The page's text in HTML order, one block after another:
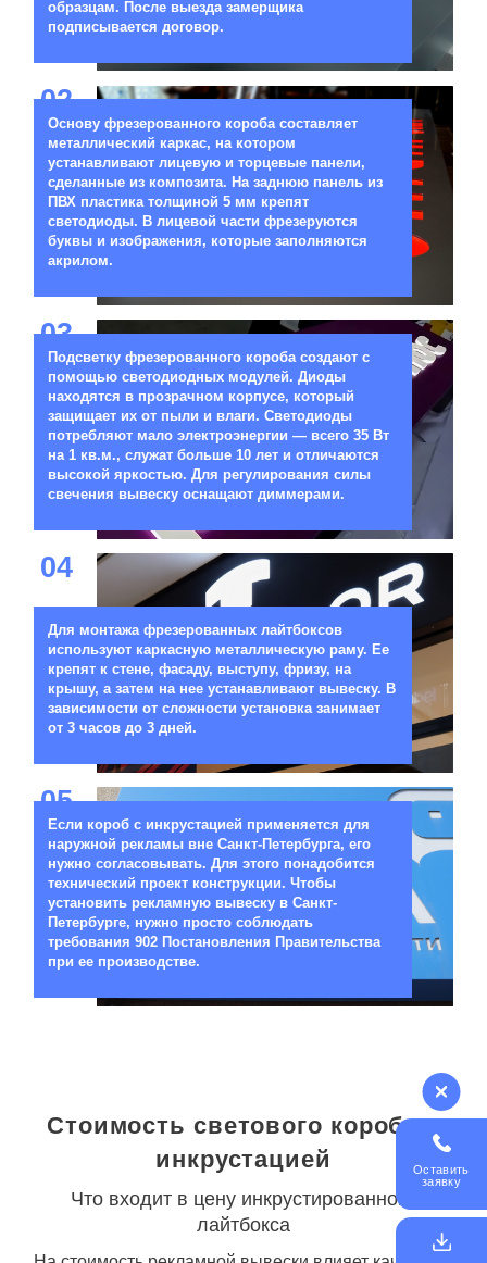
образцам. После выезда замерщика
подписывается договор.
02
Основу фрезерованного короба составляет
металлический каркас, на котором
устанавливают лицевую и торцевые панели,
сделанные из композита. На заднюю панель из
ПВХ пластика толщиной 5 мм крепят
светодиоды. В лицевой части фрезеруются
буквы и изображения, которые заполняются
акрилом.
03
Подсветку фрезерованного короба создают с
помощью светодиодных модулей. Диоды
находятся в прозрачном корпусе, который
защищает их от пыли и влаги. Светодиоды
потребляют мало электроэнергии — всего 35 Вт
на 1 кв.м., служат больше 10 лет и отличаются
высокой яркостью. Для регулирования силы
свечения вывеску оснащают диммерами.
04
Для монтажа фрезерованных лайтбоксов
используют каркасную металлическую раму. Ее
крепят к стене, фасаду, выступу, фризу, на
крышу, а затем на нее устанавливают вывеску. В
зависимости от сложности установка занимает
от 3 часов до 3 дней.
05
Если короб с инкрустацией применяется для
наружной рекламы вне Санкт-Петербурга, его
нужно согласовывать. Для этого понадобится
технический проект конструкции. Чтобы
установить рекламную вывеску в Санкт-
Петербурге, нужно просто соблюдать
требования 902 Постановления Правительства
при ее производстве.
Стоимость светового короба с
инкрустацией
Что входит в цену инкрустированного
лайтбокса
Оставить
заявку